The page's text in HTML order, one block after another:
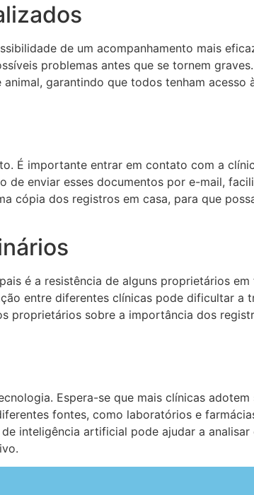
de um acompanhamento mais
problemas antes que se tornem
garantindo que todos tenham acesso
É importante entrar em contato com a
de enviar esses documentos por e-mail,
cópia dos registros em casa, para que
é a resistência de alguns proprietários em
entre diferentes clínicas pode dificultar a
proprietários sobre a importância dos
Espera-se que mais clínicas adotem
fontes, como laboratórios e
inteligência artificial pode ajudar a analisar